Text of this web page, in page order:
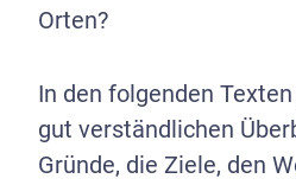
Orten?
In den folgenden
gut verständlichen
Gründe, die Ziele, den